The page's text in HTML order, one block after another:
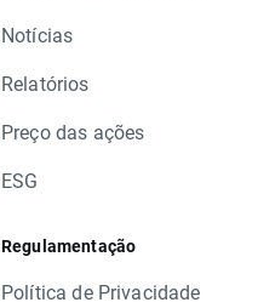
Notícias
Relatórios
Preço das ações
ESG
Regulamentação
Política de Privacidade